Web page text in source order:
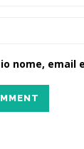
nome,